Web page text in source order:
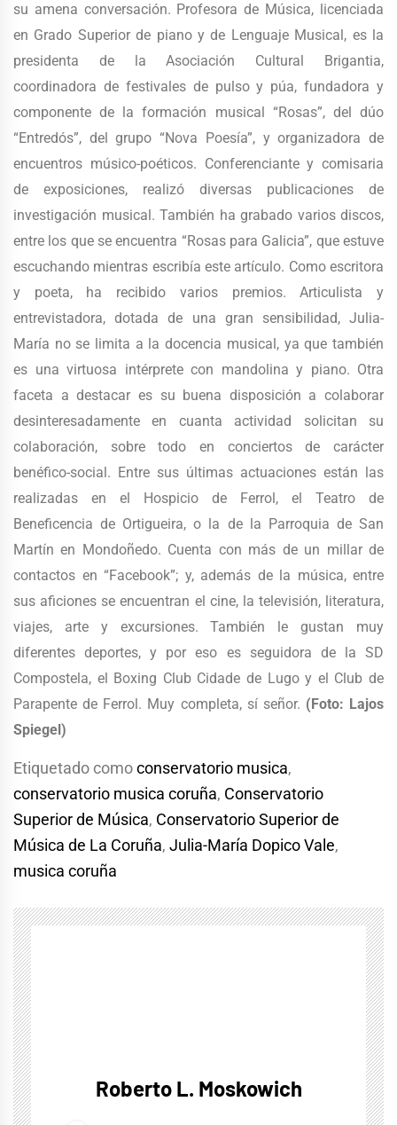
su amena conversación. Profesora de Música, licenciada
en Grado Superior de piano y de Lenguaje Musical, es la
presidenta de la Asociación Cultural Brigantia,
coordinadora de festivales de pulso y púa, fundadora y
componente de la formación musical “Rosas”, del dúo
“Entredós”, del grupo “Nova Poesía”, y organizadora de
encuentros músico-poéticos. Conferenciante y comisaria
de exposiciones, realizó diversas publicaciones de
investigación musical. También ha grabado varios discos,
entre los que se encuentra “Rosas para Galicia”, que estuve
escuchando mientras escribía este artículo. Como escritora
y poeta, ha recibido varios premios. Articulista y
entrevistadora, dotada de una gran sensibilidad, Julia-
María no se limita a la docencia musical, ya que también
es una virtuosa intérprete con mandolina y piano. Otra
faceta a destacar es su buena disposición a colaborar
desinteresadamente en cuanta actividad solicitan su
colaboración, sobre todo en conciertos de carácter
benéfico-social. Entre sus últimas actuaciones están las
realizadas en el Hospicio de Ferrol, el Teatro de
Beneficencia de Ortigueira, o la de la Parroquia de San
Martín en Mondoñedo. Cuenta con más de un millar de
contactos en “Facebook”; y, además de la música, entre
sus aficiones se encuentran el cine, la televisión, literatura,
viajes, arte y excursiones. También le gustan muy
diferentes deportes, y por eso es seguidora de la SD
Compostela, el Boxing Club Cidade de Lugo y el Club de
Parapente de Ferrol. Muy completa, sí señor. (Foto: Lajos
Spiegel)
Etiquetado comoconservatorio musica,
conservatorio musica coruña, Conservatorio
Superior de Música, Conservatorio Superior de
Música de La Coruña, Julia-María Dopico Vale,
musica coruña
Roberto L. Moskowich